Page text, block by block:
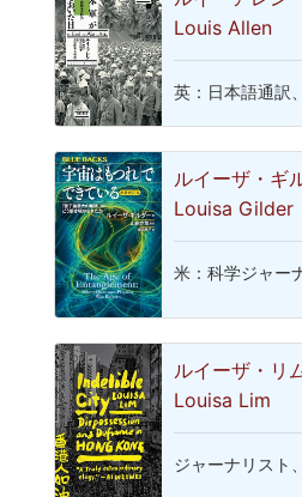
Louis Allen
英：日本語通訳
ルイーザ・ギ
Louisa Gilder
米：科学ジャー
ルイーザ・リ
Louisa Lim
ジャーナリスト